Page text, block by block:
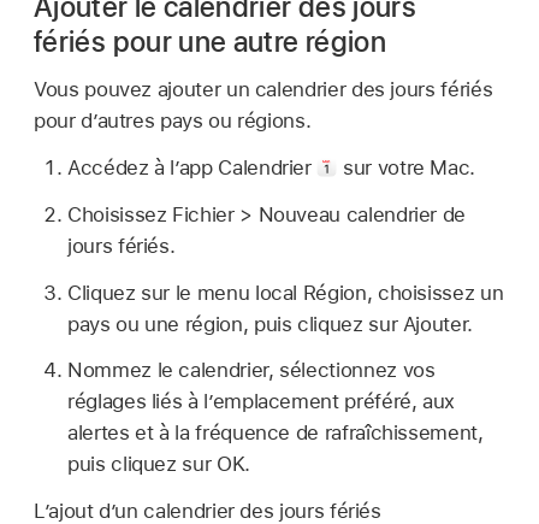
fériés pour une autre région
Vous pouvez ajouter un calendrier des jours fériés
pour d’autres pays ou régions.
Accédez à lʼapp Calendrier
sur votre Mac.
Choisissez Fichier > Nouveau calendrier de
jours fériés.
Cliquez sur le menu local Région, choisissez un
pays ou une région, puis cliquez sur Ajouter.
Nommez le calendrier, sélectionnez vos
réglages liés à l’emplacement préféré, aux
alertes et à la fréquence de rafraîchissement,
puis cliquez sur OK.
Lʼajout dʼun calendrier des jours fériés